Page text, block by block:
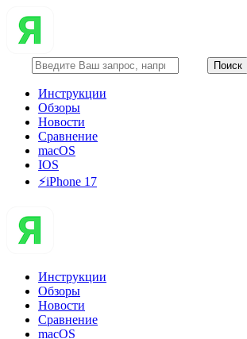
Инструкции
Обзоры
Новости
Сравнение
macOS
IOS
⚡️iPhone 17
Инструкции
Обзоры
Новости
Сравнение
macOS